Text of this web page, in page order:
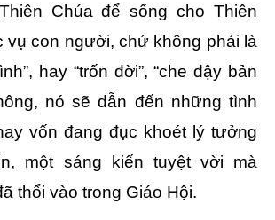
Chúa để sống cho Thiên
vụ con người, chứ không phải là
hay “trốn đời”, “che đậy bản
nó sẽ dẫn đến những tình
vốn đang đục khoét lý tưởng
một sáng kiến tuyệt vời mà
thổi vào trong Giáo Hội.